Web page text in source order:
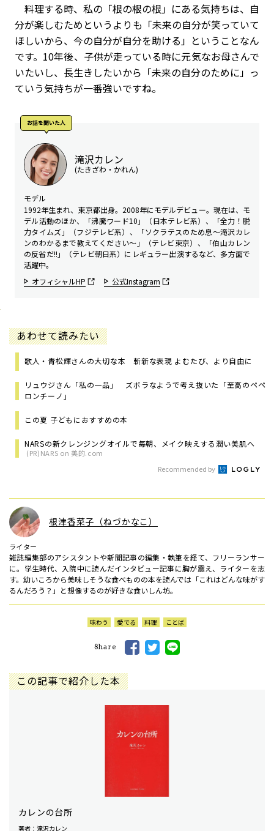
料理する時、私の「根の根の根」にある気持ちは、自
分が楽しむためというよりも「未来の自分が笑っていて
ほしいから、今の自分が自分を助ける」ということなん
です。10年後、子供が走っている時に元気なお母さんで
いたいし、長生きしたいから「未来の自分のために」っ
ていう気持ちが一番強いですね。
お話を聞いた⼈
滝沢カレン
(たきざわ・かれん)
モデル
1992年生まれ、東京都出身。2008年にモデルデビュー。現在は、モ
デル活動のほか、「沸騰ワード10」（日本テレビ系）、「全力！脱
力タイムズ」（フジテレビ系）、「ソクラテスのため息～滝沢カレ
ンのわかるまで教えてください～」（テレビ東京）、「伯山カレン
の反省だ!!」（テレビ朝日系）にレギュラー出演するなど、多方面で
活躍中。
オフィシャルHP
公式Instagram
あわせて読みたい
歌人・青松輝さんの大切な本 斬新な表現 よむたび、より自由に
リュウジさん「私の一品」 ズボラなようで考え抜いた「至高のペペ
ロンチーノ」
この夏 子どもにおすすめの本
NARSの新クレンジングオイルで毎朝、メイク映えする潤い美肌へ
(PR)NARS on 美的.com
Recommended by
根津香菜子（ねづかなこ）
ライター
雑誌編集部のアシスタントや新聞記事の編集・執筆を経て、フリーランサー
に。学生時代、入院中に読んだインタビュー記事に胸が震え、ライターを志
す。幼いころから美味しそうな食べものの本を読んでは「これはどんな味がす
るんだろう？」と想像するのが好きな食いしん坊。
味わう 愛でる 料理 ことば
Share
この記事で紹介した本
カレンの台所
著者：滝沢カレン